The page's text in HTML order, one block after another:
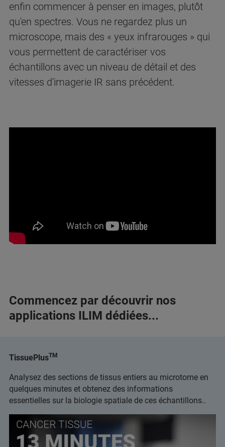
enfin commencer à penser en images, plutôt
qu'en spectres. Vous ne regardez plus un
microscope, mais des « yeux infrarouges » qui
vous permettent de caractériser vos
échantillons avec un niveau de détail et des
vitesses d'imagerie IR sans précédent.
Commencez par découvrir nos
applications ILIM dédiées...
TissuePlusTM
Analysez des sections de tissus entiers au microtome en
quelques minutes et obtenez des informations
essentielles sur la biologie spatiale de ces échantillons..